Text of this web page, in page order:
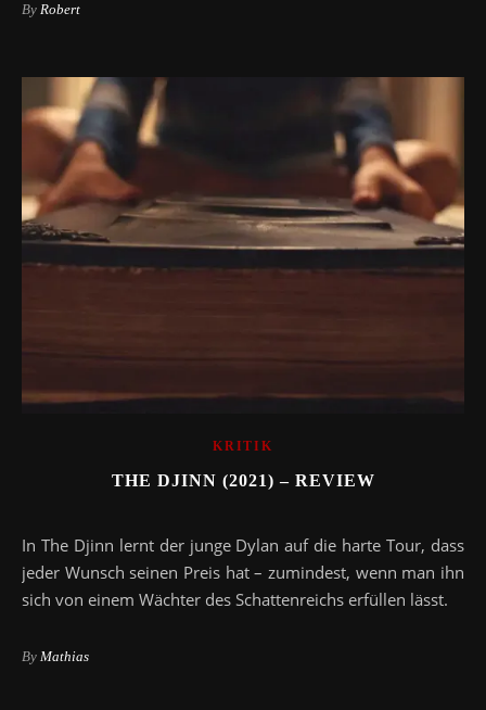
By Robert
KRITIK
THE DJINN (2021) – REVIEW
In The Djinn lernt der junge Dylan auf die harte Tour, dass
jeder Wunsch seinen Preis hat – zumindest, wenn man ihn
sich von einem Wächter des Schattenreichs erfüllen lässt.
By Mathias